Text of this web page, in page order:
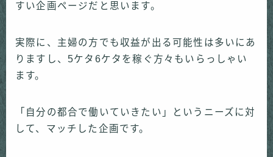
すい企画ページだと思います。
実際に、主婦の方でも収益が出る可能性は多いにあ
りますし、5ケタ6ケタを稼ぐ方々もいらっしゃい
ます。
「自分の都合で働いていきたい」というニーズに対
して、マッチした企画です。